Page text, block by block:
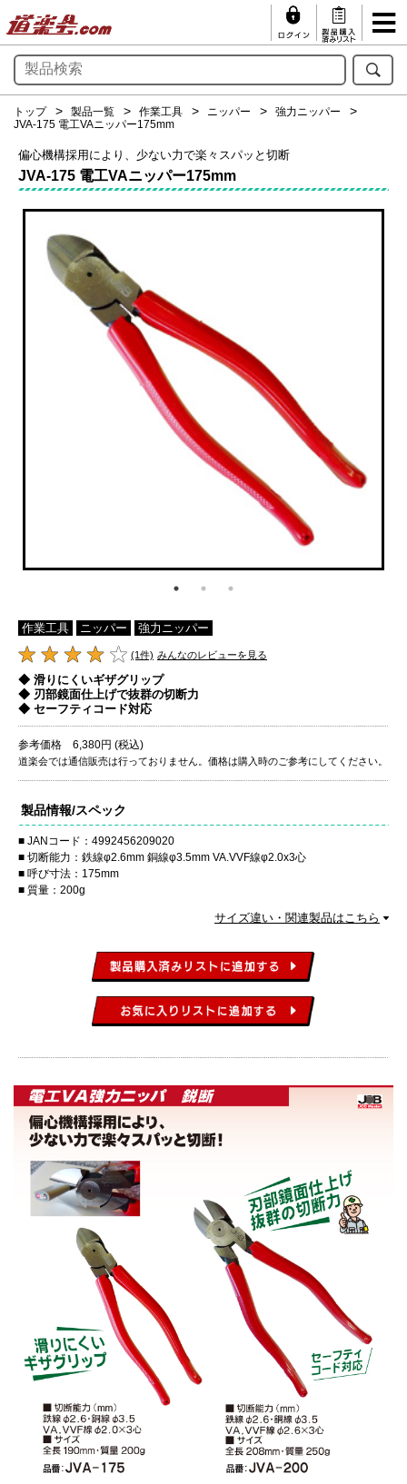
トップ 製品一覧 作業工具 ニッパー
強力ニッパー
JVA-175 電工VAニッパー175mm
偏心機構採用により、少ない力で楽々スパッと切断
JVA-175 電工VAニッパー175mm
作業工具 ニッパー 強力ニッパー
(1件) みんなのレビューを見る
◆ 滑りにくいギザグリップ
◆ 刃部鏡面仕上げで抜群の切断力
◆ セーフティコード対応
参考価格 6,380円 (税込)
道楽会では通信販売は行っておりません。価格は購入時のご参考にしてください。
製品情報/スペック
JANコード：4992456209020
切断能力：鉄線φ2.6mm 銅線φ3.5mm VA.VVF線φ2.0x3心
呼び寸法：175mm
質量：200g
サイズ違い・関連製品はこちら